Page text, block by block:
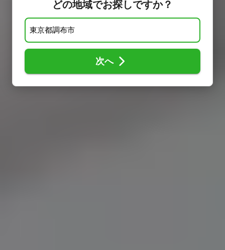
どの地域でお探しですか？
次へ